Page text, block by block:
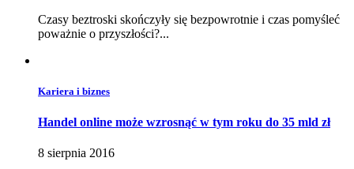
Czasy beztroski skończyły się bezpowrotnie i czas pomyśleć
poważnie o przyszłości?...
Kariera i biznes
Handel online może wzrosnąć w tym roku do 35 mld zł
8 sierpnia 2016